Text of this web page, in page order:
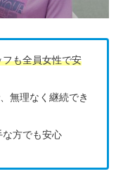
も全員女性で安
無理なく継続でき
な方でも安心